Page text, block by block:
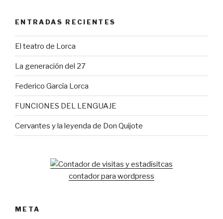
ENTRADAS RECIENTES
El teatro de Lorca
La generación del 27
Federico García Lorca
FUNCIONES DEL LENGUAJE
Cervantes y la leyenda de Don Quijote
contador para wordpress
META